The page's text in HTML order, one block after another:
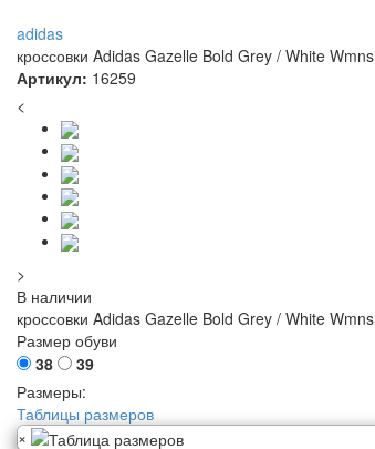
adidas
кроссовки Adidas Gazelle Bold Grey / White Wmns
Артикул: 16259
<
>
В наличии
кроссовки Adidas Gazelle Bold Grey / White Wmns
Размер обуви
38
39
Размеры:
Таблицы размеров
×